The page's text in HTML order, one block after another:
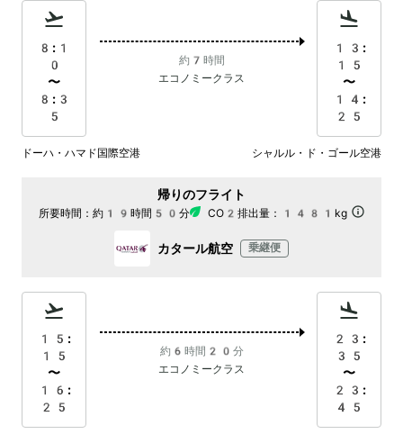
8:1
0
〜
8:3
5
約7時間
エコノミークラス
13:
15
〜
14:
25
ドーハ・ハマド国際空港 シャルル・ド・ゴール空港
帰りのフライト
所要時間： 約19時間50分 CO2排出量： 1481kg
カタール航空 乗継便
15:
15
〜
16:
25
約6時間20分
エコノミークラス
23:
35
〜
23:
45